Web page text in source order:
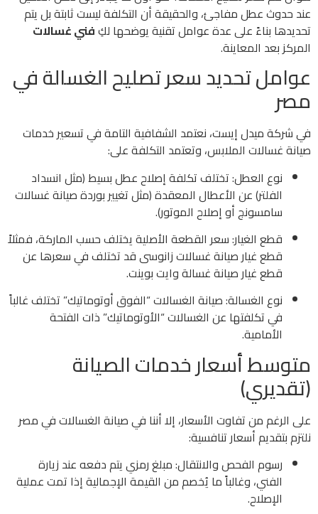
عند حدوث عطل مفاجئ، والحقيقة أن التكلفة ليست ثابتة بل يتم
تحديدها بناءً على عدة عوامل تقنية يوضحها لكِفني غسالات
المركز بعد المعاينة.
عوامل تحديد سعر تصليح الغسالة في
مصر
في شركة ميدل إيست، نعتمد الشفافية التامة في تسعير خدمات
صيانة غسالات الملابس، وتعتمد التكلفة على:
نوع العطل: تختلف تكلفة إصلاح عطل بسيط (مثل انسداد
الفلتر) عن الأعطال المعقدة (مثل تغيير بوردة صيانة غسالات
سامسونج أو إصلاح الموتور).
قطع الغيار: سعر القطعة الأصلية يختلف حسب الماركة، فمثلاً
قطع غيار صيانة غسالات زانوسى قد تختلف في سعرها عن
قطع غيار صيانة غسالة وايت بوينت.
نوع الغسالة: صيانة الغسالات “الفوق أوتوماتيك” تختلف غالباً
في تكلفتها عن الغسالات “الأوتوماتيك” ذات الفتحة
الأمامية.
متوسط أسعار خدمات الصيانة
(تقديري)
على الرغم من تفاوت الأسعار، إلا أننا في صيانة الغسالات في مصر
نلتزم بتقديم أسعار تنافسية:
رسوم الفحص والانتقال: مبلغ رمزي يتم دفعه عند زيارة
الفني، وغالباً ما يُخصم من القيمة الإجمالية إذا تمت عملية
الإصلاح.